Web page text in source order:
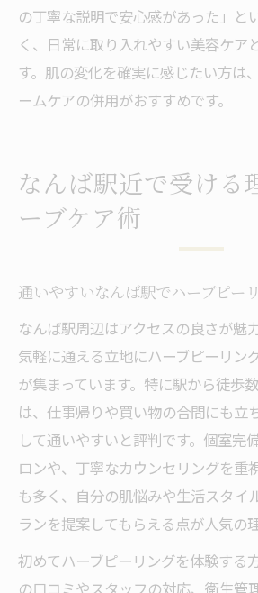
の丁寧な説明で安心感があった」と
く、日常に取り入れやすい美容ケア
す。肌の変化を確実に感じたい方は
ームケアの併用がおすすめです。
なんば駅近で受ける
ーブケア術
通いやすいなんば駅でハーブピー
なんば駅周辺はアクセスの良さが魅
気軽に通える立地にハーブピーリン
が集まっています。特に駅から徒歩
は、仕事帰りや買い物の合間にも立
して通いやすいと評判です。個室完
ロンや、丁寧なカウンセリングを重
も多く、自分の肌悩みや生活スタイ
ランを提案してもらえる点が人気の
初めてハーブピーリングを体験する
の口コミやスタッフの対応、衛生管